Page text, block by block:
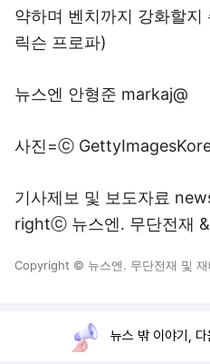
약하며 벤치까지 강화할
릭슨 프로파)
뉴스엔 안형준 markaj@
사진=ⓒ
기사제보 및 보도자료
rightⓒ 뉴스엔. 무단전재 &
Copyright © 뉴스엔. 무단전재 및 재
뉴스 밖 이야기, 다